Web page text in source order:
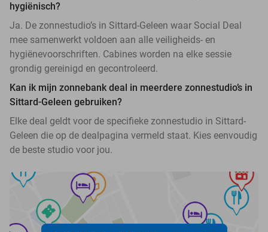
hygiënisch?
Ja. De zonnestudio’s in Sittard-Geleen waar Social Deal
mee samenwerkt voldoen aan alle veiligheids- en
hygiënevoorschriften. Cabines worden na elke sessie
grondig gereinigd en gecontroleerd.
Kan ik mijn zonnebank deal in meerdere zonnestudio’s in
Sittard-Geleen gebruiken?
Elke deal geldt voor de specifieke zonnestudio in Sittard-
Geleen die op de dealpagina vermeld staat. Kies eenvoudig
de beste studio voor jou.